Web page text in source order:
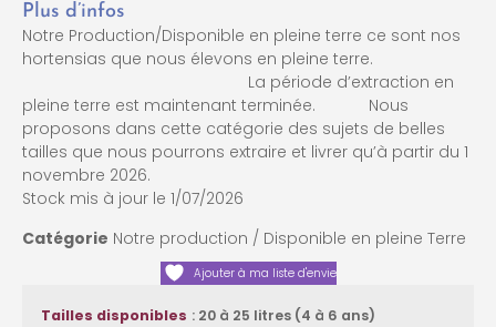
Plus d’infos
Notre Production/Disponible en pleine terre ce sont nos
hortensias que nous élevons en pleine terre.
La période d’extraction en
pleine terre est maintenant terminée. Nous
proposons dans cette catégorie des sujets de belles
tailles que nous pourrons extraire et livrer qu’à partir du 1
novembre 2026.
Stock mis à jour le 1/07/2026
Catégorie Notre production / Disponible en pleine Terre
Ajouter à ma liste d'envie
Tailles disponibles : 20 à 25 litres (4 à 6 ans)